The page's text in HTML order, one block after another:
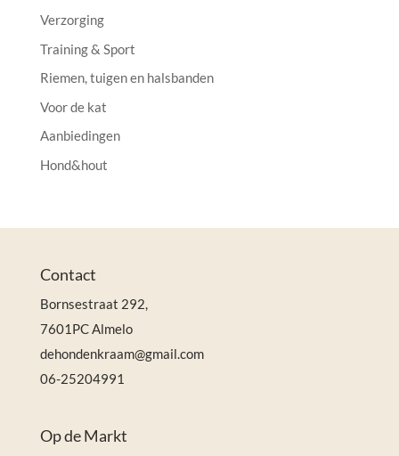
Verzorging
Training & Sport
Riemen, tuigen en halsbanden
Voor de kat
Aanbiedingen
Hond&hout
Contact
Bornsestraat 292,
7601PC Almelo
dehondenkraam@gmail.com
06-25204991
Op de Markt